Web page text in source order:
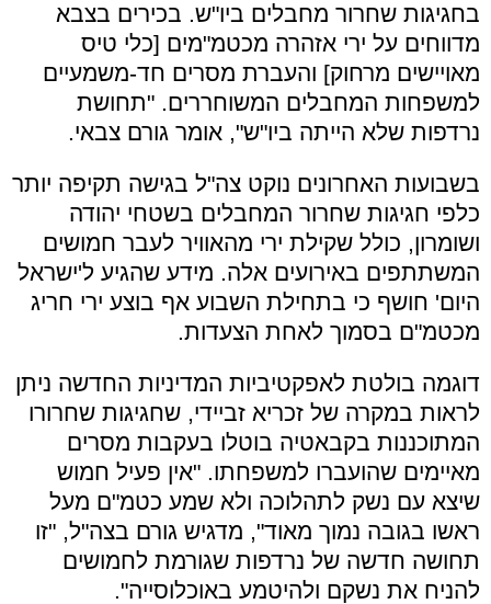
בחגיגות שחרור מחבלים ביו"ש. בכירים בצבא
מדווחים על ירי אזהרה מכטמ"מים [כלי טיס
מאויישים מרחוק] והעברת מסרים חד-משמעיים
למשפחות המחבלים המשוחררים. "תחושת
נרדפות שלא הייתה ביו"ש", אומר גורם צבאי.
בשבועות האחרונים נוקט צה"ל בגישה תקיפה יותר
כלפי חגיגות שחרור המחבלים בשטחי יהודה
ושומרון, כולל שקילת ירי מהאוויר לעבר חמושים
המשתתפים באירועים אלה. מידע שהגיע ל'ישראל
היום' חושף כי בתחילת השבוע אף בוצע ירי חריג
מכטמ"ם בסמוך לאחת הצעדות.
דוגמה בולטת לאפקטיביות המדיניות החדשה ניתן
לראות במקרה של זכריא זביידי, שחגיגות שחרורו
המתוכננות בקבאטיה בוטלו בעקבות מסרים
מאיימים שהועברו למשפחתו. "אין פעיל חמוש
שיצא עם נשק לתהלוכה ולא שמע כטמ"ם מעל
ראשו בגובה נמוך מאוד", מדגיש גורם בצה"ל, "זו
תחושה חדשה של נרדפות שגורמת לחמושים
להניח את נשקם ולהיטמע באוכלוסייה".